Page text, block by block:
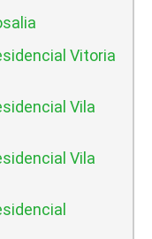
Vitoria
Vila
Vila